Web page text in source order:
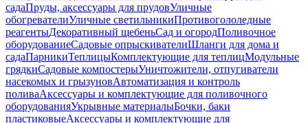
садаПруды, аксессуары для прудовУличные
обогревателиУличные светильникиПротивогололедные
реагентыДекоративный щебеньСад и огородПоливочное
оборудованиеСадовые опрыскивателиШланги для дома и
садаПарникиТеплицыКомплектующие для теплицМодульные
грядкиСадовые компостерыУничтожители, отпугиватели
насекомых и грызуновАвтоматизация и контроль
поливаАксессуары и комплектующие для поливочного
оборудованияУкрывные материалыБочки, баки
пластиковыеАксессуары и комплектующие для